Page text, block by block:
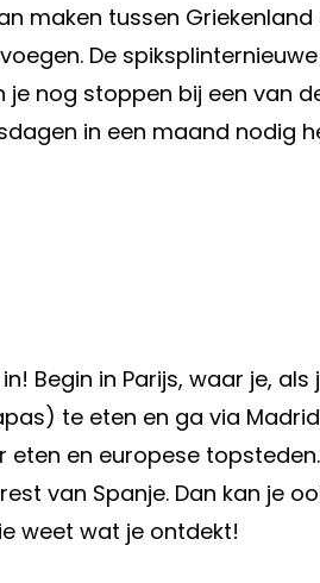
maken tussen Griekenland
De
nog stoppen bij een van
in een maand nodig
Begin in Parijs, waar je, als
te eten en ga via
eten en europese
van Spanje. Dan kan je
weet wat je ontdekt!